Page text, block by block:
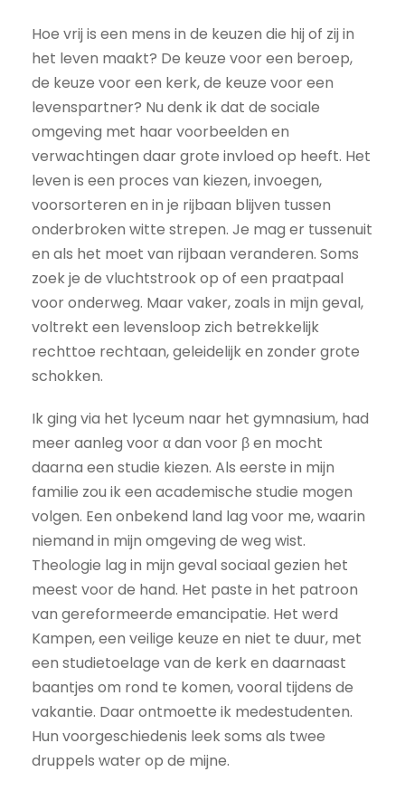
Hoe vrij is een mens in de keuzen die hij of zij in
het leven maakt? De keuze voor een beroep,
de keuze voor een kerk, de keuze voor een
levenspartner? Nu denk ik dat de sociale
omgeving met haar voorbeelden en
verwachtingen daar grote invloed op heeft. Het
leven is een proces van kiezen, invoegen,
voorsorteren en in je rijbaan blijven tussen
onderbroken witte strepen. Je mag er tussenuit
en als het moet van rijbaan veranderen. Soms
zoek je de vluchtstrook op of een praatpaal
voor onderweg. Maar vaker, zoals in mijn geval,
voltrekt een levensloop zich betrekkelijk
rechttoe rechtaan, geleidelijk en zonder grote
schokken.
Ik ging via het lyceum naar het gymnasium, had
meer aanleg voor α dan voor β en mocht
daarna een studie kiezen. Als eerste in mijn
familie zou ik een academische studie mogen
volgen. Een onbekend land lag voor me, waarin
niemand in mijn omgeving de weg wist.
Theologie lag in mijn geval sociaal gezien het
meest voor de hand. Het paste in het patroon
van gereformeerde emancipatie. Het werd
Kampen, een veilige keuze en niet te duur, met
een studietoelage van de kerk en daarnaast
baantjes om rond te komen, vooral tijdens de
vakantie. Daar ontmoette ik medestudenten.
Hun voorgeschiedenis leek soms als twee
druppels water op de mijne.